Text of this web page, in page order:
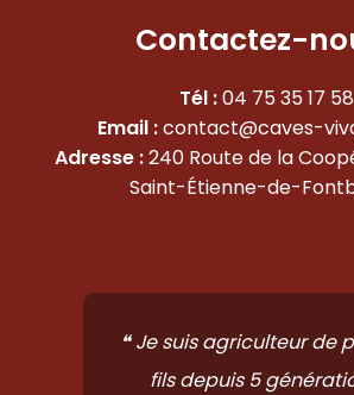
b
o
o
k
-
f
a
g
r
a
m
Contactez-
Tél :04 75 35 17 58
Email :contact@caves-
Adresse :240 Route de la
Saint-Étienne-de-
❝ Je suis agriculteur de
fils depuis 5